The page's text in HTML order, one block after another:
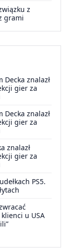
z
grami
Decka znalazł
gier za
Decka znalazł
gier za
znalazł
gier za
PS5.
u USA